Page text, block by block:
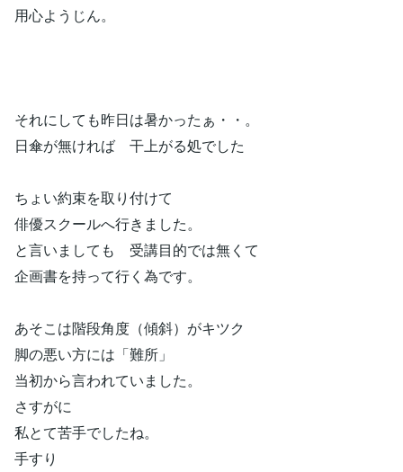
用心ようじん。
それにしても昨日は暑かったぁ・・。
日傘が無ければ 干上がる処でした
ちょい約束を取り付けて
俳優スクールへ行きました。
と言いましても 受講目的では無くて
企画書を持って行く為です。
あそこは階段角度（傾斜）がキツク
脚の悪い方には「難所」
当初から言われていました。
さすがに
私とて苦手でしたね。
手すり